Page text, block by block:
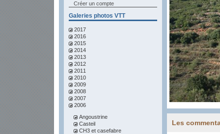
Créer un compte
Galeries photos VTT
2017
2016
2015
2014
2013
2012
2011
2010
2009
2008
2007
2006
Angoustrine
Casteil
CH3 et casefabre
Les